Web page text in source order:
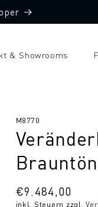
& Showrooms
SKU:
M8770
Normaler
€9.484,00
inkl. Steuern zzgl.